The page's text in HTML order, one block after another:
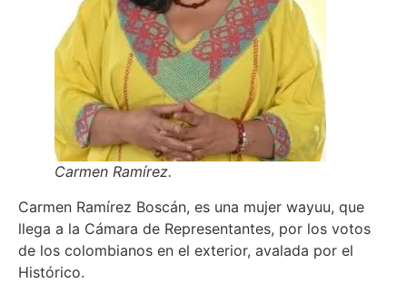
Carmen Ramírez.
Carmen Ramírez Boscán, es una mujer wayuu, que
llega a la Cámara de Representantes, por los votos
de los colombianos en el exterior, avalada por el
Histórico.